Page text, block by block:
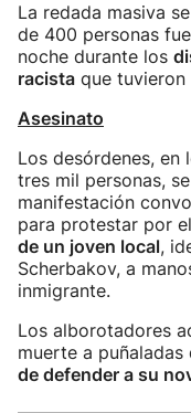
La redada masiva
de 400 personas
noche durante los
racista que tuvieron
Asesinato
Los desórdenes,
tres mil personas,
manifestación
para protestar por el
de un joven local,
Scherbakov, a
inmigrante.
Los alborotadores
muerte a
de defender a su